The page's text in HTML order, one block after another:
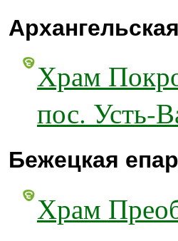
Храм
пос. Усть-
Бежецкая
Храм